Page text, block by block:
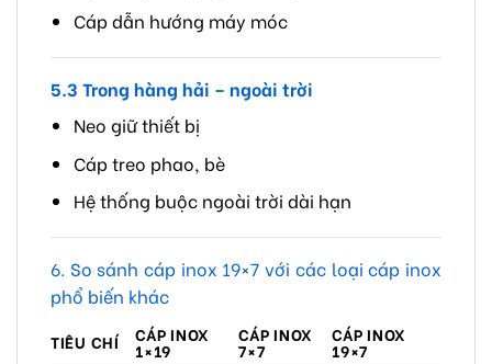
Cáp dẫn hướng máy móc
5.3 Trong hàng hải – ngoài trời
Neo giữ thiết bị
Cáp treo phao, bè
Hệ thống buộc ngoài trời dài hạn
6. So sánh cáp inox 19×7 với các loại cáp inox
phổ biến khác
TIÊU CHÍ CÁP INOX
1×19
CÁP INOX
7×7
CÁP INOX
19×7